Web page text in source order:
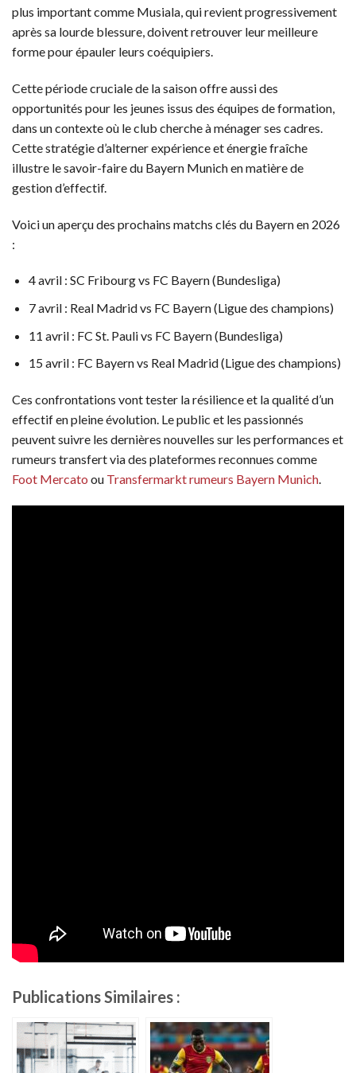
plus important comme Musiala, qui revient progressivement
après sa lourde blessure, doivent retrouver leur meilleure
forme pour épauler leurs coéquipiers.
Cette période cruciale de la saison offre aussi des
opportunités pour les jeunes issus des équipes de formation,
dans un contexte où le club cherche à ménager ses cadres.
Cette stratégie d’alterner expérience et énergie fraîche
illustre le savoir-faire du Bayern Munich en matière de
gestion d’effectif.
Voici un aperçu des prochains matchs clés du Bayern en 2026
:
4 avril : SC Fribourg vs FC Bayern (Bundesliga)
7 avril : Real Madrid vs FC Bayern (Ligue des champions)
11 avril : FC St. Pauli vs FC Bayern (Bundesliga)
15 avril : FC Bayern vs Real Madrid (Ligue des champions)
Ces confrontations vont tester la résilience et la qualité d’un
effectif en pleine évolution. Le public et les passionnés
peuvent suivre les dernières nouvelles sur les performances et
rumeurs transfert via des plateformes reconnues comme
Foot Mercato ou Transfermarkt rumeurs Bayern Munich.
Publications Similaires :